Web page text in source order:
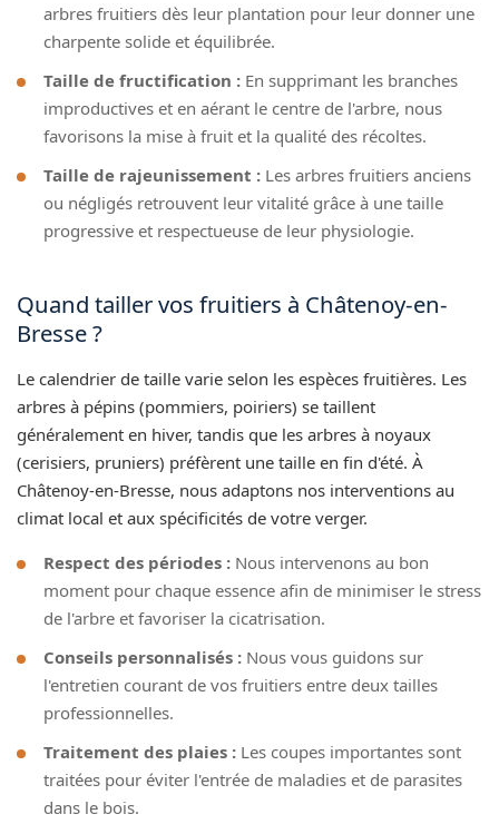
arbres fruitiers dès leur plantation pour leur donner une
charpente solide et équilibrée.
Taille de fructification : En supprimant les branches
improductives et en aérant le centre de l'arbre, nous
favorisons la mise à fruit et la qualité des récoltes.
Taille de rajeunissement : Les arbres fruitiers anciens
ou négligés retrouvent leur vitalité grâce à une taille
progressive et respectueuse de leur physiologie.
Quand tailler vos fruitiers à Châtenoy-en-
Bresse ?
Le calendrier de taille varie selon les espèces fruitières. Les
arbres à pépins (pommiers, poiriers) se taillent
généralement en hiver, tandis que les arbres à noyaux
(cerisiers, pruniers) préfèrent une taille en fin d'été. À
Châtenoy-en-Bresse, nous adaptons nos interventions au
climat local et aux spécificités de votre verger.
Respect des périodes : Nous intervenons au bon
moment pour chaque essence afin de minimiser le stress
de l'arbre et favoriser la cicatrisation.
Conseils personnalisés : Nous vous guidons sur
l'entretien courant de vos fruitiers entre deux tailles
professionnelles.
Traitement des plaies : Les coupes importantes sont
traitées pour éviter l'entrée de maladies et de parasites
dans le bois.